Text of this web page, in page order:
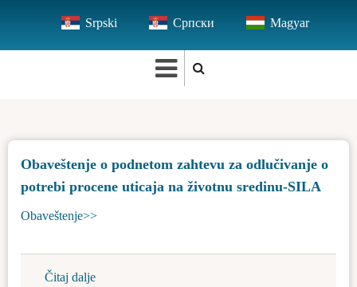
main
Srpski Српски Magyar
Obaveštenje o podnetom zahtevu za odlučivanje o
potrebi procene uticaja na životnu sredinu-SILA
Obaveštenje>>
Čitaj dalje